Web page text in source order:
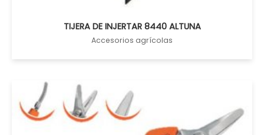
TIJERA DE INJERTAR 8440 ALTUNA
Accesorios agrícolas